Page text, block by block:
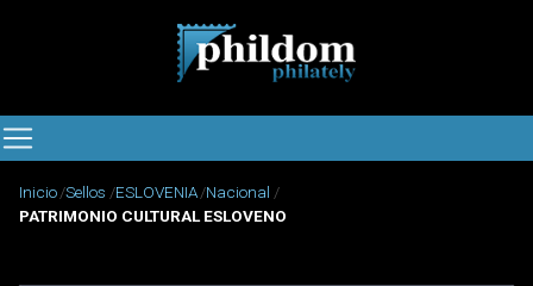
Inicio Sellos ESLOVENIA Nacional
PATRIMONIO CULTURAL ESLOVENO